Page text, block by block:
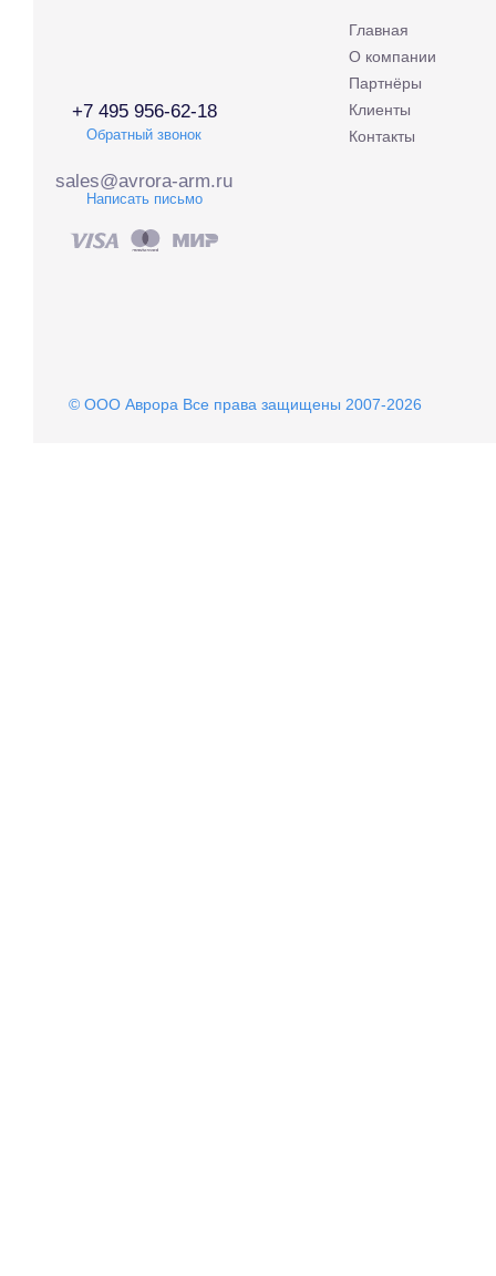
+7 495 956-62-18
Обратный звонок
sales@avrora-arm.ru
Написать письмо
Главная
О компании
Партнёры
Клиенты
Контакты
© OOO Аврора Все права защищены 2007-2026